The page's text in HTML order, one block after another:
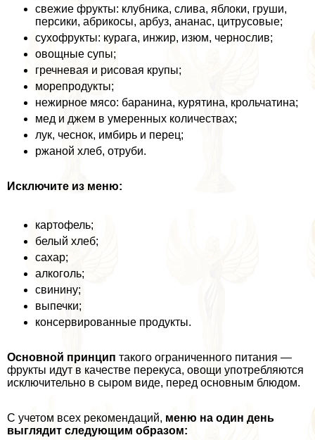
свежие фрукты: клубника, слива, яблоки, груши,
персики, абрикосы, арбуз, ананас, цитрусовые;
сухофрукты: курага, инжир, изюм, чернослив;
овощные супы;
гречневая и рисовая крупы;
морепродукты;
нежирное мясо: бapaнина, курятина, крольчатина;
мед и джем в умеренных количествах;
лук, чеснок, имбирь и перец;
ржаной хлеб, отруби.
Исключите из меню:
картофель;
белый хлеб;
сахар;
алкоголь;
свинину;
выпечки;
консервированные продукты.
Основной принцип такого ограниченного питания —
фрукты идут в качестве перекуса, овощи употрeбляются
исключительно в сыром виде, перед основным блюдом.
С учетом всех рекомендаций, меню на один день
выглядит следующим образом: